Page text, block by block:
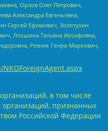
Орлов Олег Петрович,
Александра Евгеньевна,
Сергей Ефимович, Золотухин
Локшина Татьяна Иосифовна,
Резник Генри Маркович,
в том числе
признанных
Российской Федерации